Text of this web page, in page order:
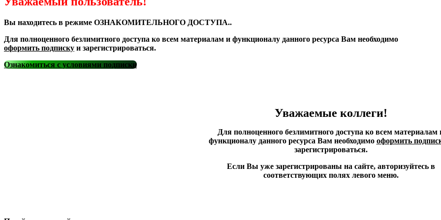
Вы находитесь в режиме ОЗНАКОМИТЕЛЬНОГО ДОСТУПА..
Для полноценного безлимитного доступа ко всем материалам и функционалу данного ресурса Вам необходимо
оформить подписку и зарегистрироваться.
Ознакомиться с условиями подписки
Уважаемые коллеги!
Для полноценного безлимитного доступа ко всем материалам
функционалу данного ресурса Вам необходимо оформить
зарегистрироваться.
Если Вы уже зарегистрированы на сайте, авторизуйтесь в
соответствующих полях левого меню.